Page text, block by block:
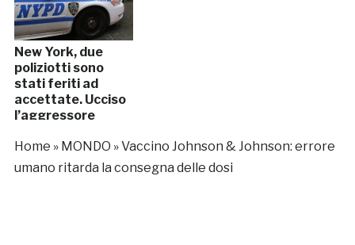
New York, due
poliziotti sono
stati feriti ad
accettate. Ucciso
l’aggressore
Home » MONDO »Vaccino Johnson & Johnson: errore
umano ritarda la consegna delle dosi